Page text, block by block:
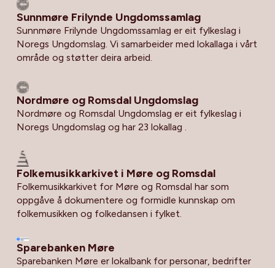
Sunnmøre Frilynde Ungdomssamlag
Sunnmøre Frilynde Ungdomssamlag er eit fylkeslag i
Noregs Ungdomslag. Vi samarbeider med lokallaga i vårt
område og støtter deira arbeid.
Nordmøre og Romsdal Ungdomslag
Nordmøre og Romsdal Ungdomslag er eit fylkeslag i
Noregs Ungdomslag og har 23 lokallag .
Folkemusikkarkivet i Møre og Romsdal
Folkemusikkarkivet for Møre og Romsdal har som
oppgåve å dokumentere og formidle kunnskap om
folkemusikken og folkedansen i fylket.
Sparebanken Møre
Sparebanken Møre er lokalbank for personar, bedrifter